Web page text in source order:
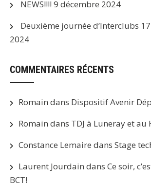
NEWS!!!! 9 décembre 2024
Deuxième journée d’Interclubs
2024
COMMENTAIRES RÉCENTS
Romain dans Dispositif Avenir
Romain dans TDJ à Luneray et au
Constance Lemaire dans Stage
Laurent Jourdain dans Ce soir,
BCT!